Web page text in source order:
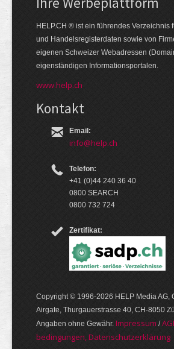
HELP.CH ® ist ein führendes Ver­zeich­nis
und Handels­register­daten so­wie von
eige­nen Schweizer Web­adressen
eigen­ständigen Infor­mations­por­talen.
www.help.ch
Kontakt
Email:
info@help.ch
Telefon:
+41 (0)44 240 36 40
0800 SEARCH
0800 732 724
Zertifikat:
Copyright © 1996-2026 HELP Media AG,
Airgate, Thurgauer­strasse 40, CH-8050
Angaben ohne Gewähr. Im­pres­sum /
bedin­gungen, Daten­schutz­er­klärung